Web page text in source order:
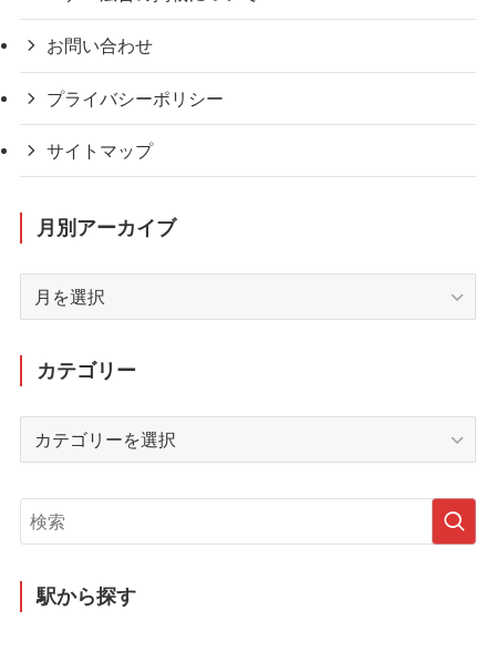
お問い合わせ
プライバシーポリシー
サイトマップ
月別アーカイブ
イ
ブ
カテゴリー
リ
ー
駅から探す